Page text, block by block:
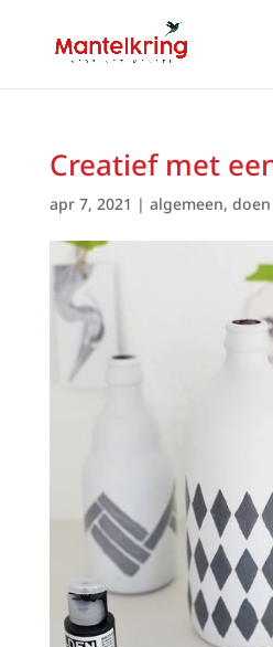
Creatief met
apr 7, 2021 | algemeen, doen